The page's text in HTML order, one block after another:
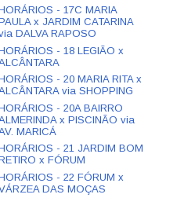
- 17C MARIA
x JARDIM CATARINA
DALVA RAPOSO
- 18 LEGIÃO x
- 20 MARIA RITA x
via SHOPPING
- 20A BAIRRO
x PISCINÃO via
MARICÁ
- 21 JARDIM BOM
x FÓRUM
- 22 FÓRUM x
DAS MOÇAS